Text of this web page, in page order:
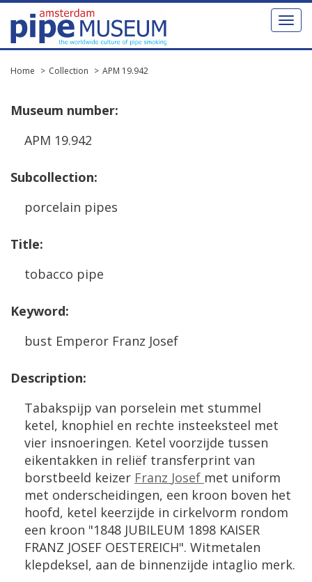
Toggle
Home Collection APM 19.942
Museum number:
APM 19.942
Subcollection:
porcelain pipes
Title:
tobacco pipe
Keyword:
bust Emperor Franz Josef
Description:
Tabakspijp van porselein met stummel
ketel, knophiel en rechte insteeksteel met
vier insnoeringen. Ketel voorzijde tussen
eikentakken in reliëf transferprint van
borstbeeld keizer Franz Josef met uniform
met onderscheidingen, een kroon boven het
hoofd, ketel keerzijde in cirkelvorm rondom
een kroon "1848 JUBILEUM 1898 KAISER
FRANZ JOSEF OESTEREICH". Witmetalen
klepdeksel, aan de binnenzijde intaglio merk.